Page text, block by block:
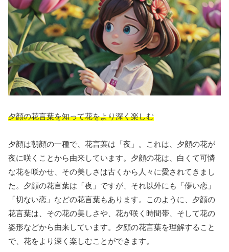
夕顔の花言葉を知って花をより深く楽しむ
夕顔は朝顔の一種で、花言葉は「夜」。これは、夕顔の花が
夜に咲くことから由来しています。夕顔の花は、白くて可憐
な花を咲かせ、その美しさは古くから人々に愛されてきまし
た。夕顔の花言葉は「夜」ですが、それ以外にも「儚い恋」
「切ない恋」などの花言葉もあります。このように、夕顔の
花言葉は、その花の美しさや、花が咲く時間帯、そして花の
姿形などから由来しています。夕顔の花言葉を理解すること
で、花をより深く楽しむことができます。